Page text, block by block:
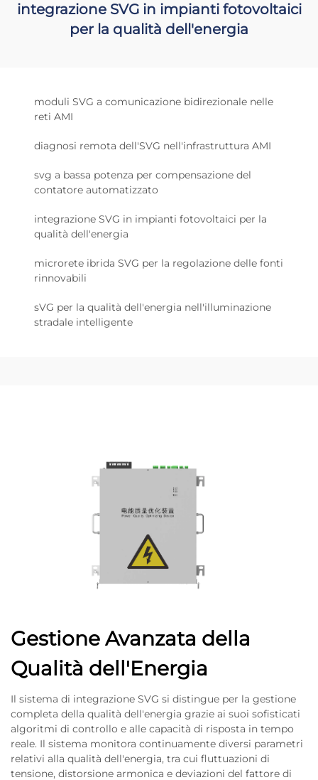
integrazione SVG in impianti fotovoltaici
per la qualità dell'energia
moduli SVG a comunicazione bidirezionale nelle
reti AMI
diagnosi remota dell'SVG nell'infrastruttura AMI
svg a bassa potenza per compensazione del
contatore automatizzato
integrazione SVG in impianti fotovoltaici per la
qualità dell'energia
microrete ibrida SVG per la regolazione delle fonti
rinnovabili
sVG per la qualità dell'energia nell'illuminazione
stradale intelligente
Gestione Avanzata della
Qualità dell'Energia
Il sistema di integrazione SVG si distingue per la gestione
completa della qualità dell'energia grazie ai suoi sofisticati
algoritmi di controllo e alle capacità di risposta in tempo
reale. Il sistema monitora continuamente diversi parametri
relativi alla qualità dell'energia, tra cui fluttuazioni di
tensione, distorsione armonica e deviazioni del fattore di